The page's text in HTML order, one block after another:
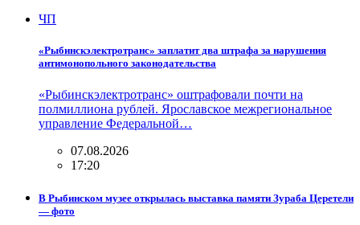
ЧП
«Рыбинскэлектротранс» заплатит два штрафа за нарушения
антимонопольного законодательства
«Рыбинскэлектротранс» оштрафовали почти на
полмиллиона рублей. Ярославское межрегиональное
управление Федеральной…
07.08.2026
17:20
В Рыбинском музее открылась выставка памяти Зураба Церетели
— фото